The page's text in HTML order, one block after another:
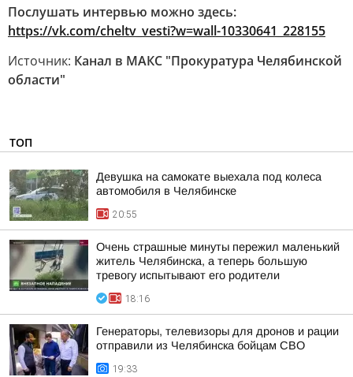
Послушать интервью можно здесь:
https://vk.com/cheltv_vesti?w=wall-10330641_228155
Источник: Канал в МАКС "Прокуратура Челябинской
области"
ТОП
Девушка на самокате выехала под колеса
автомобиля в Челябинске
20:55
Очень страшные минуты пережил маленький
житель Челябинска, а теперь большую
тревогу испытывают его родители
18:16
Генераторы, телевизоры для дронов и рации
отправили из Челябинска бойцам СВО
19:33